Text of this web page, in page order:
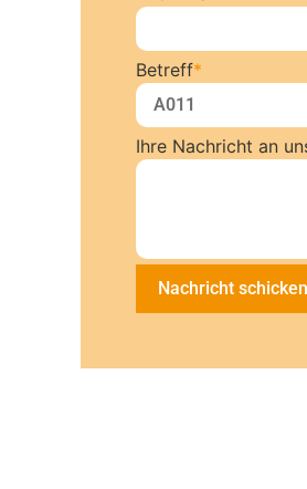
Betreff*
Ihre Nachricht an
Nachricht schicken